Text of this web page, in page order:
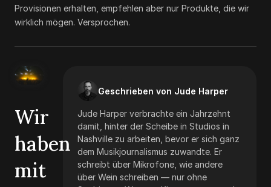
Provisionen erhalten, empfehlen aber nur Produkte, die wir
wirklich mögen. Versprochen.
Geschrieben von Jude Harper
Jude Harper verbrachte ein Jahrzehnt
damit, hinter der Scheibe in Studios in
Nashville zu arbeiten, bevor er sich ganz
dem Musikjournalismus zuwandte. Er
schreibt über Mikrofone, wie andere
über Wein schreiben — nur ohne
Wir
haben
mit